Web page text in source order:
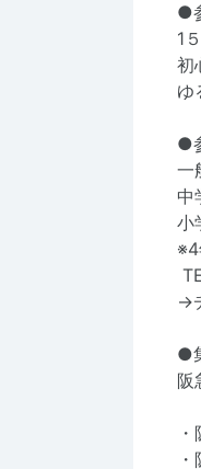
●
1
初
ゆ
●
一
中
小
​​​​​※4
→
●
阪